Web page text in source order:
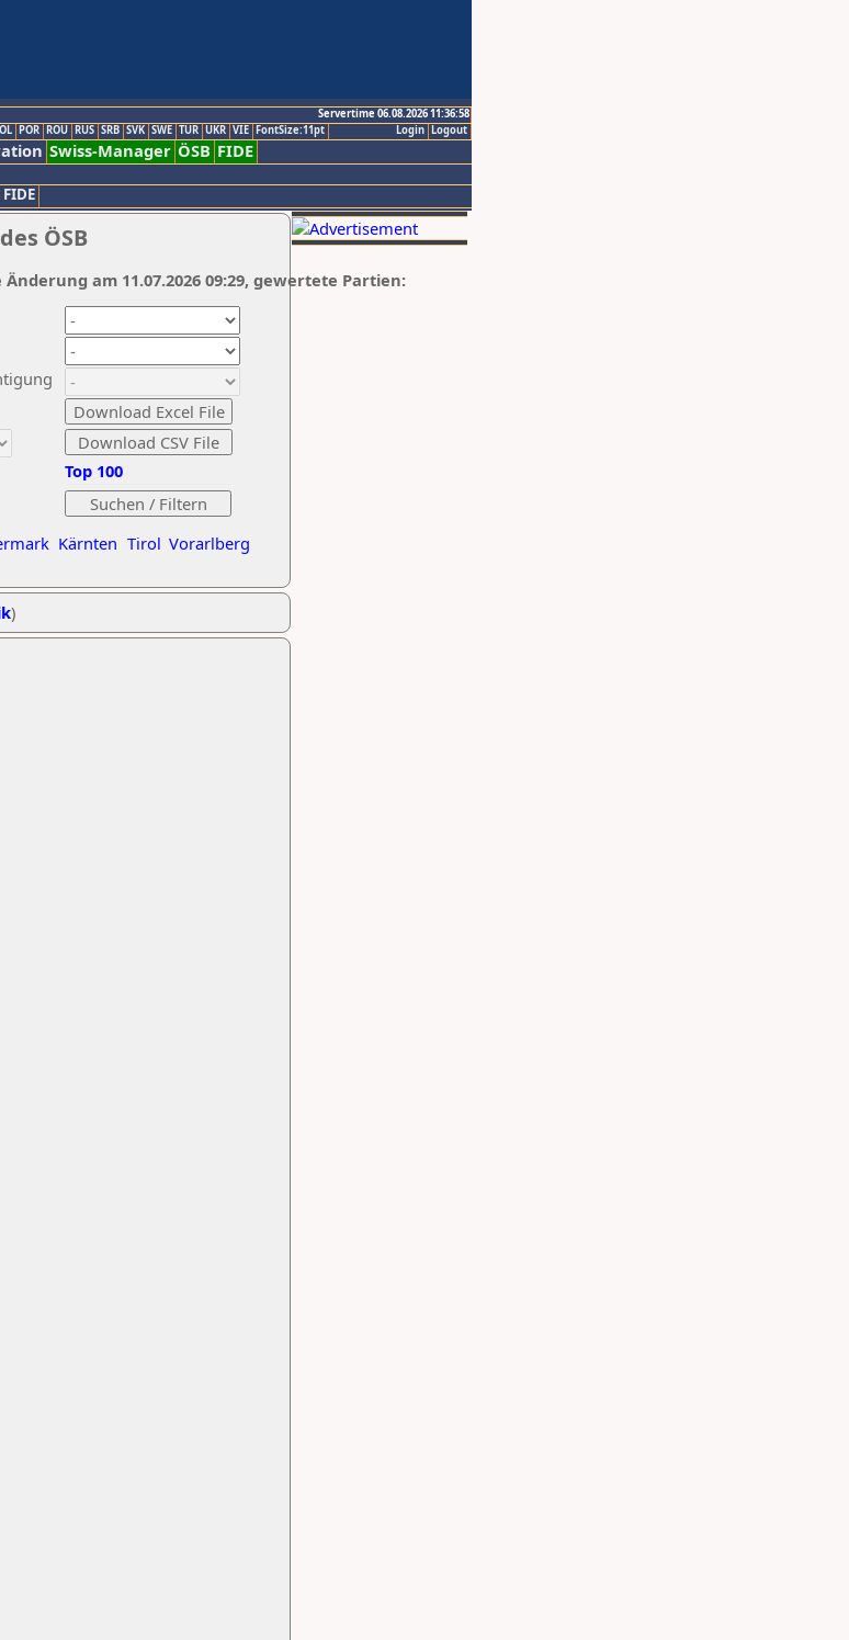
Servertime 06.08.2026 11:36:58
Logout
Login
POR ROU RUS SRB SVK SWE TUR UKR VIE FontSize:11pt
Swiss-Manager ÖSB FIDE
FIDE
ÖSB
Kärnten Tirol Vorarlberg
Top 100
Änderung am 11.07.2026 09:29, gewertete Partien:
)